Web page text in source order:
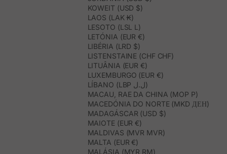
KOWEIT (USD $)
LAOS (LAK ₭)
LESOTO (LSL L)
LETÓNIA (EUR €)
LIBÉRIA (LRD $)
LISTENSTAINE (CHF CHF)
LITUÂNIA (EUR €)
LUXEMBURGO (EUR €)
LÍBANO (LBP ل.ل)
MACAU, RAE DA CHINA (MOP P)
MACEDÓNIA DO NORTE (MKD ДЕН)
MADAGÁSCAR (USD $)
MAIOTE (EUR €)
MALDIVAS (MVR MVR)
MALTA (EUR €)
MALÁSIA (MYR RM)